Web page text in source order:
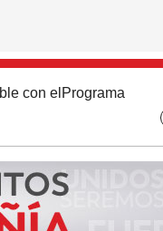
con el Programa